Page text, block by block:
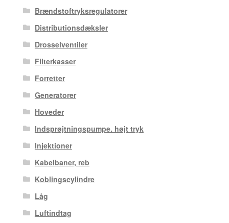
Brændstoftryksregulatorer
Distributionsdæksler
Drosselventiler
Filterkasser
Forretter
Generatorer
Hoveder
Indsprøjtningspumpe. højt tryk
Injektioner
Kabelbaner, reb
Koblingscylindre
Låg
Luftindtag